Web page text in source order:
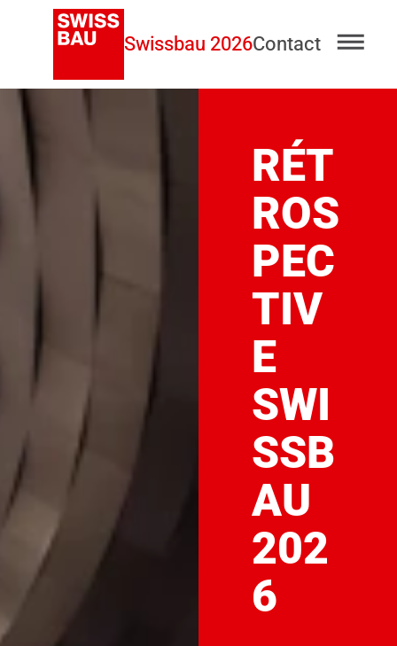
Swissbau 2026Contact
RÉT
ROS
PEC
TIV
E
SWI
SSB
AU
202
6